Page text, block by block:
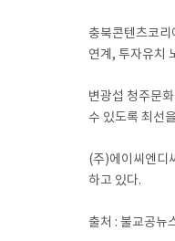
충북콘텐츠코리
연계, 투자유치
변광섭 청주문
수 있도록 최선
(주)에이씨엔디
하고 있다.
출처 : 불교공